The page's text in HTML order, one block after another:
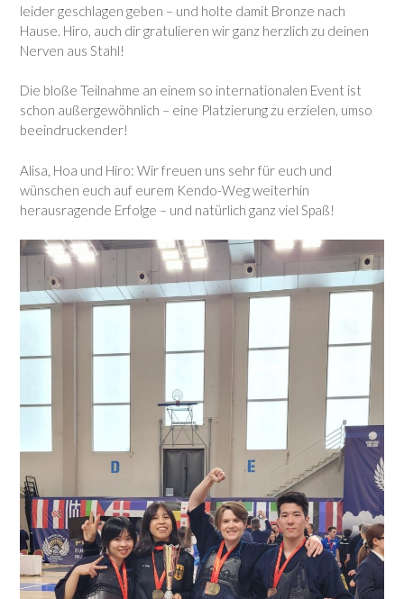
leider geschlagen geben – und holte damit Bronze nach
Hause. Hiro, auch dir gratulieren wir ganz herzlich zu deinen
Nerven aus Stahl!
Die bloße Teilnahme an einem so internationalen Event ist
schon außergewöhnlich – eine Platzierung zu erzielen, umso
beeindruckender!
Alisa, Hoa und Hiro: Wir freuen uns sehr für euch und
wünschen euch auf eurem Kendo-Weg weiterhin
herausragende Erfolge – und natürlich ganz viel Spaß!